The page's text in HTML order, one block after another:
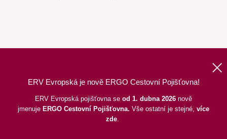
ERV Evropská je nově ERGO Cestovní Pojišťovna!
ERV Evropská pojišťovna se od 1. dubna 2026 nově
jmenuje ERGO Cestovní Pojišťovna. Vše ostatní je stejné, více
zde.
©2026 ERGO Cestovní Pojišťovna, a. s., pod dohledem ČNB